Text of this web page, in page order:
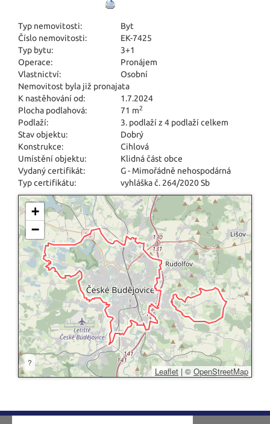
Typ nemovitosti:
Byt
Číslo nemovitosti:
EK-7425
Typ bytu:
3+1
Operace:
Pronájem
Vlastnictví:
Osobní
Nemovitost byla již pronajata
K nastěhování od:
1.7.2024
Plocha podlahová:
71 m2
Podlaží:
3. podlaží z 4 podlaží celkem
Stav objektu:
Dobrý
Konstrukce:
Cihlová
Umístění objektu:
Klidná část obce
Vydaný certifikát:
G - Mimořádně nehospodárná
Typ certifikátu:
vyhláška č. 264/2020 Sb
+
−
?
Leaflet | © OpenStreetMap